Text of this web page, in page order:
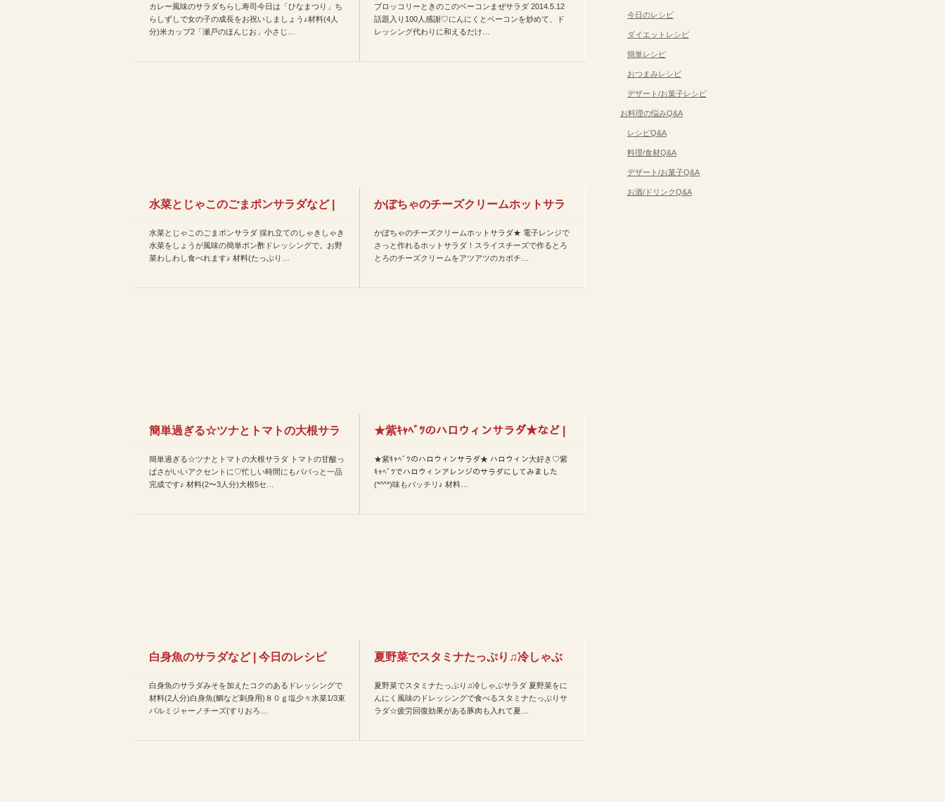
今日のレシピ(2015…
カレー風味のサラダちらし寿司今日は「ひなまつり」ち
らしずしで女の子の成長をお祝いしましょう♪材料(4人
分)米カップ2「瀬戸のほんじお」小さじ…
サラダなど | 今日のレシ…
ブロッコリーときのこのベーコンまぜサラダ 2014.5.12
話題入り100人感謝♡にんにくとベーコンを炒めて、ド
レッシング代わりに和えるだけ…
水菜とじゃこのごまポンサラダなど |
今日のレシピ(2015…
水菜とじゃこのごまポンサラダ 採れ立てのしゃきしゃき
水菜をしょうが風味の簡単ポン酢ドレッシングで。お野
菜わしわし食べれます♪ 材料(たっぷり…
かぼちゃのチーズクリームホットサラ
ダ★など | 今日のレシピ…
かぼちゃのチーズクリームホットサラダ★ 電子レンジで
さっと作れるホットサラダ！スライスチーズで作るとろ
とろのチーズクリームをアツアツのカボチ…
簡単過ぎる☆ツナとトマトの大根サラ
ダなど | 今日のレシピ(…
簡単過ぎる☆ツナとトマトの大根サラダ トマトの甘酸っ
ぱさがいいアクセントに♡忙しい時間にもパパっと一品
完成です♪ 材料(2〜3人分)大根5セ…
★紫ｷｬﾍﾞﾂのハロウィンサラダ★など |
今日のレシピ(2…
★紫ｷｬﾍﾞﾂのハロウィンサラダ★ ハロウィン大好き♡紫
ｷｬﾍﾞﾂでハロウィンアレンジのサラダにしてみました
(*^^*)味もバッチリ♪ 材料…
白身魚のサラダなど | 今日のレシピ
(2014年10月22日…
白身魚のサラダみそを加えたコクのあるドレッシングで
材料(2人分)白身魚(鯛など刺身用)８０ｇ塩少々水菜1/3束
パルミジャーノチーズ(すりおろ…
夏野菜でスタミナたっぷり♫冷しゃぶ
サラダなど | 今日のレシ…
夏野菜でスタミナたっぷり♫冷しゃぶサラダ 夏野菜をに
んにく風味のドレッシングで食べるスタミナたっぷりサ
ラダ☆疲労回復効果がある豚肉も入れて夏…
今日のレシピ
ダイエットレシピ
簡単レシピ
おつまみレシピ
デザート/お菓子レシピ
お料理の悩みQ&A
レシピQ&A
料理/食材Q&A
デザート/お菓子Q&A
お酒/ドリンクQ&A